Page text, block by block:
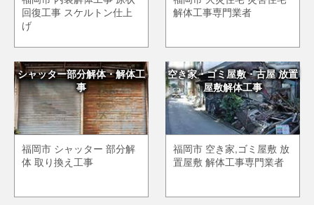
回復工事 スケルトン仕上
げ
解体工事専門業者
シャッター部分解体・解体工
事
福岡市 シャッター 部分解
体 取り換え工事
空き家・ゴミ屋敷・古屋 放置
屋敷解体工事
福岡市 空き家,ゴミ屋敷 放
置屋敷 解体工事専門業者